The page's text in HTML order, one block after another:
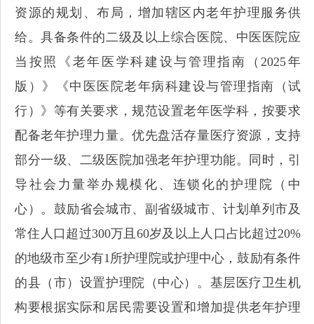
资源的规划、布局，增加辖区内老年护理服务供
给。具备条件的二级及以上综合医院、中医医院应
当按照《老年医学科建设与管理指南（2025年
版）》《中医医院老年病科建设与管理指南（试
行）》等有关要求，规范设置老年医学科，按要求
配备老年护理力量。优先盘活存量医疗资源，支持
部分一级、二级医院加强老年护理功能。同时，引
导社会力量举办规模化、连锁化的护理院（中
心）。鼓励省会城市、副省级城市、计划单列市及
常住人口超过300万且60岁及以上人口占比超过20%
的地级市至少有1所护理院或护理中心，鼓励有条件
的县（市）设置护理院（中心）。基层医疗卫生机
构要根据实际和居民需要设置和增加提供老年护理